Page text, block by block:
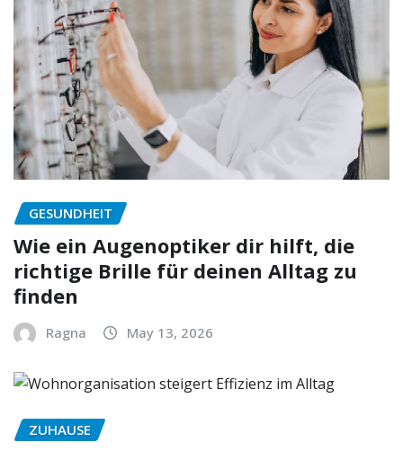
GESUNDHEIT
Wie ein Augenoptiker dir hilft, die
richtige Brille für deinen Alltag zu
finden
Ragna May 13, 2026
ZUHAUSE